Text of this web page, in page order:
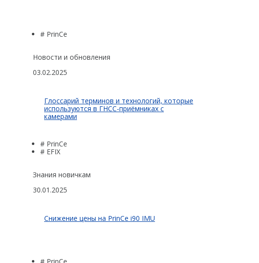
# PrinCe
Новости и обновления
03.02.2025
Глоссарий терминов и технологий, которые
используются в ГНСС-приёмниках с
камерами
# PrinCe
# EFIX
Знания новичкам
30.01.2025
Снижение цены на PrinCe i90 IMU